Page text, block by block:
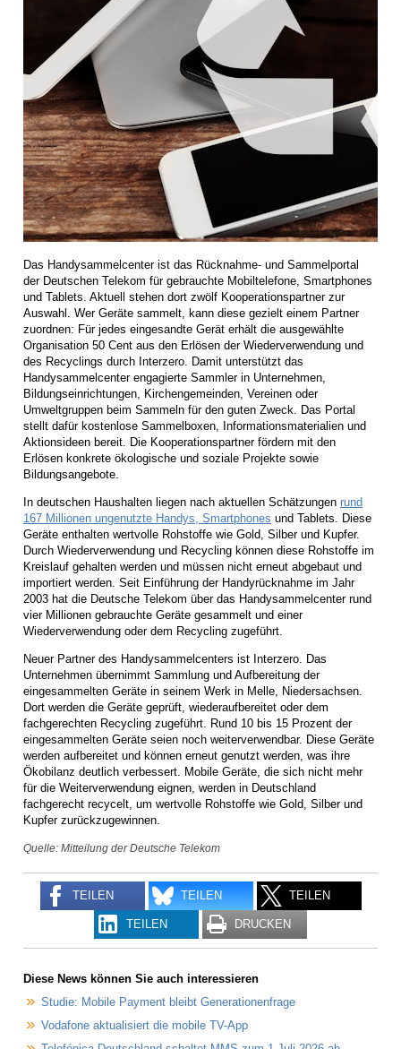
Das Handysammelcenter ist das Rücknahme- und Sammelportal
der Deutschen Telekom für gebrauchte Mobiltelefone, Smartphones
und Tablets. Aktuell stehen dort zwölf Kooperationspartner zur
Auswahl. Wer Geräte sammelt, kann diese gezielt einem Partner
zuordnen: Für jedes eingesandte Gerät erhält die ausgewählte
Organisation 50 Cent aus den Erlösen der Wiederverwendung und
des Recyclings durch Interzero. Damit unterstützt das
Handysammelcenter engagierte Sammler in Unternehmen,
Bildungseinrichtungen, Kirchengemeinden, Vereinen oder
Umweltgruppen beim Sammeln für den guten Zweck. Das Portal
stellt dafür kostenlose Sammelboxen, Informationsmaterialien und
Aktionsideen bereit. Die Kooperationspartner fördern mit den
Erlösen konkrete ökologische und soziale Projekte sowie
Bildungsangebote.
In deutschen Haushalten liegen nach aktuellen Schätzungen rund
167 Millionen ungenutzte Handys, Smartphones und Tablets. Diese
Geräte enthalten wertvolle Rohstoffe wie Gold, Silber und Kupfer.
Durch Wiederverwendung und Recycling können diese Rohstoffe im
Kreislauf gehalten werden und müssen nicht erneut abgebaut und
importiert werden. Seit Einführung der Handyrücknahme im Jahr
2003 hat die Deutsche Telekom über das Handysammelcenter rund
vier Millionen gebrauchte Geräte gesammelt und einer
Wiederverwendung oder dem Recycling zugeführt.
Neuer Partner des Handysammelcenters ist Interzero. Das
Unternehmen übernimmt Sammlung und Aufbereitung der
eingesammelten Geräte in seinem Werk in Melle, Niedersachsen.
Dort werden die Geräte geprüft, wiederaufbereitet oder dem
fachgerechten Recycling zugeführt. Rund 10 bis 15 Prozent der
eingesammelten Geräte seien noch weiterverwendbar. Diese Geräte
werden aufbereitet und können erneut genutzt werden, was ihre
Ökobilanz deutlich verbessert. Mobile Geräte, die sich nicht mehr
für die Weiterverwendung eignen, werden in Deutschland
fachgerecht recycelt, um wertvolle Rohstoffe wie Gold, Silber und
Kupfer zurückzugewinnen.
Quelle: Mitteilung der Deutsche Telekom
TEILEN TEILEN TEILEN
TEILEN DRUCKEN
Diese News können Sie auch interessieren
Studie: Mobile Payment bleibt Generationenfrage
Vodafone aktualisiert die mobile TV-App